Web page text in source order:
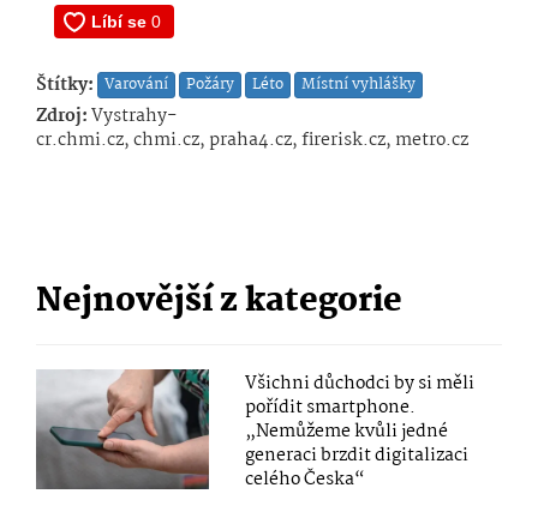
Štítky: Varování Požáry Léto Místní vyhlášky
Zdroj:Vystrahy-
cr.chmi.cz, chmi.cz, praha4.cz, firerisk.cz, metro.cz
Nejnovější z kategorie
Všichni důchodci by si měli
pořídit smartphone.
„Nemůžeme kvůli jedné
generaci brzdit digitalizaci
celého Česka“